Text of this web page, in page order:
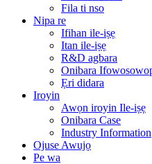
Fila ti nso
Nipa re
Ifihan ile-iṣẹ
Itan ile-iṣẹ
R&D agbara
Onibara
Ẹri didara
Iroyin
Awọn iroyin Ile-iṣẹ
Onibara Case
Industry Information
Ojuse Awujọ
Pe wa